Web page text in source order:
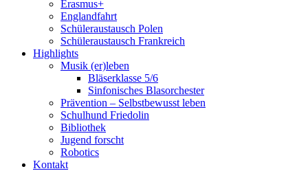
Erasmus+
Englandfahrt
Schüleraustausch Polen
Schüleraustausch Frankreich
Highlights
Musik (er)leben
Bläserklasse 5/6
Sinfonisches Blasorchester
Prävention – Selbstbewusst leben
Schulhund Friedolin
Bibliothek
Jugend forscht
Robotics
Kontakt